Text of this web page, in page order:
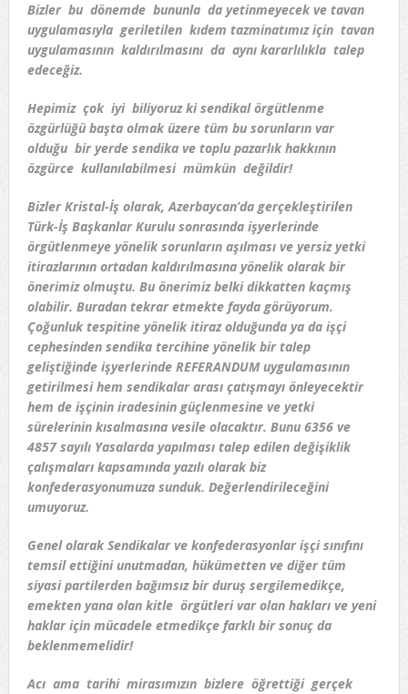
Bizler bu dönemde bununla da yetinmeyecek ve tavan
uygulamasıyla geriletilen kıdem tazminatımız için tavan
uygulamasının kaldırılmasını da aynı kararlılıkla talep
edeceğiz.
Hepimiz çok iyi biliyoruz ki sendikal örgütlenme
özgürlüğü başta olmak üzere tüm bu sorunların var
olduğu bir yerde sendika ve toplu pazarlık hakkının
özgürce kullanılabilmesi mümkün değildir!
Bizler Kristal-İş olarak, Azerbaycan’da gerçekleştirilen
Türk-İş Başkanlar Kurulu sonrasında işyerlerinde
örgütlenmeye yönelik sorunların aşılması ve yersiz yetki
itirazlarının ortadan kaldırılmasına yönelik olarak bir
önerimiz olmuştu. Bu önerimiz belki dikkatten kaçmış
olabilir. Buradan tekrar etmekte fayda görüyorum.
Çoğunluk tespitine yönelik itiraz olduğunda ya da işçi
cephesinden sendika tercihine yönelik bir talep
geliştiğinde işyerlerinde REFERANDUM uygulamasının
getirilmesi hem sendikalar arası çatışmayı önleyecektir
hem de işçinin iradesinin güçlenmesine ve yetki
sürelerinin kısalmasına vesile olacaktır. Bunu 6356 ve
4857 sayılı Yasalarda yapılması talep edilen değişiklik
çalışmaları kapsamında yazılı olarak biz
konfederasyonumuza sunduk. Değerlendirileceğini
umuyoruz.
Genel olarak Sendikalar ve konfederasyonlar işçi sınıfını
temsil ettiğini unutmadan, hükümetten ve diğer tüm
siyasi partilerden bağımsız bir duruş sergilemedikçe,
emekten yana olan kitle örgütleri var olan hakları ve yeni
haklar için mücadele etmedikçe farklı bir sonuç da
beklenmemelidir!
Acı ama tarihi mirasımızın bizlere öğrettiği gerçek